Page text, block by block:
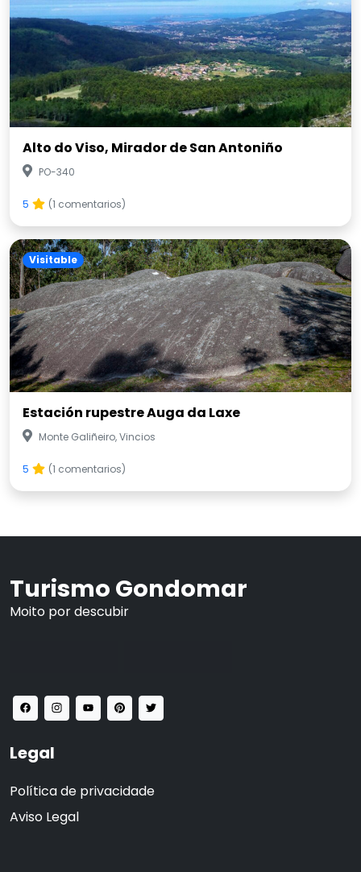
Alto do Viso, Mirador de San Antoniño
PO-340
5 (1 comentarios)
Visitable
Estación rupestre Auga da Laxe
Monte Galiñeiro, Vincios
5 (1 comentarios)
Turismo Gondomar
Moito por descubir
Legal
Política de privacidade
Aviso Legal